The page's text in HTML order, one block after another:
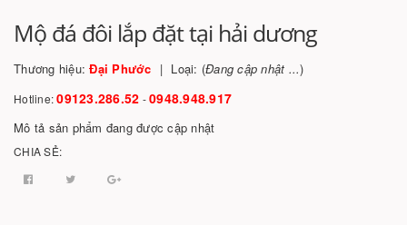
Mộ đá đôi lắp đặt tại hải dương
Thương hiệu:Đại Phước Loại: (Đang cập nhật ...)
Hotline:09123.286.52 -0948.948.917
Mô tả sản phẩm đang được cập nhật
CHIA SẺ: